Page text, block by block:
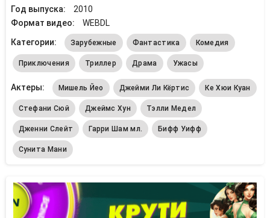
Год выпуска:
2010
Формат видео:
WEBDL
Категории:
Зарубежные Фантастика Комедия
Приключения Триллер Драма Ужасы
Актеры: Мишель Йео Джейми Ли Кёртис Ке Хюи Куан
Стефани Сюй Джеймс Хун Тэлли Медел
Дженни Слейт Гарри Шам мл. Бифф Уифф
Сунита Мани